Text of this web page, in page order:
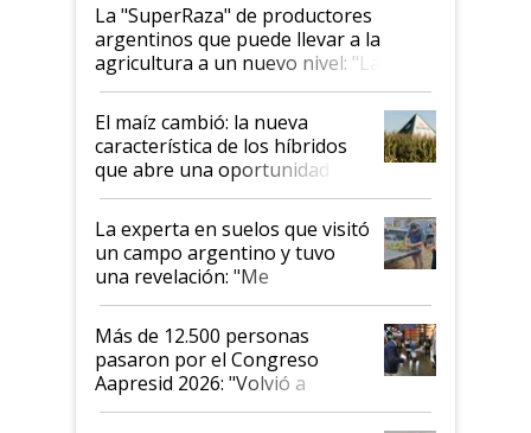
La "SuperRaza" de productores
argentinos que puede llevar a la
agricultura a un nuevo nivel: "Las
posibilidades de crecimiento son
infinitas"
El maíz cambió: la nueva
característica de los híbridos
que abre una oportunidad en
el lote
La experta en suelos que visitó
un campo argentino y tuvo
una revelación: "Me
impresionó mucho"
Más de 12.500 personas
pasaron por el Congreso
Aapresid 2026: "Volvió a
demostrar que hablar del